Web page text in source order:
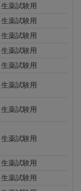
生薬試験用
生薬試験用
生薬試験用
生薬試験用
生薬試験用
生薬試験用
生薬試験用
生薬試験用
生薬試験用
生薬試験用